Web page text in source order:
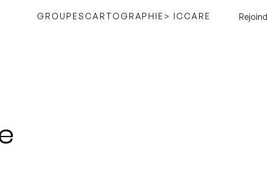
GROUPES CARTOGRAPHIE > ICCARE